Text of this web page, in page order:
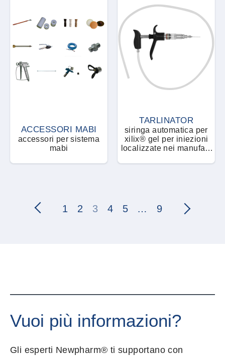
ACCESSORI MABI
accessori per sistema
mabi
TARLINATOR
siringa automatica per
xilix® gel per iniezioni
localizzate nei manufatti
1 2 3 4 5 … 9
Vuoi più informazioni?
Gli esperti Newpharm® ti supportano con